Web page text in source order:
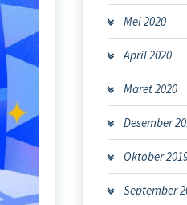
Mei 2020
April 2020
Maret 2020
Desember
Oktober
September